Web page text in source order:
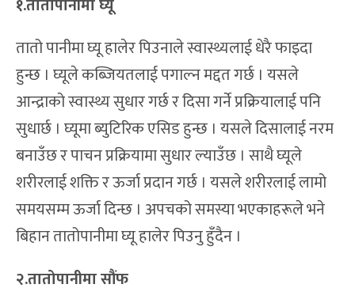
तातो पानीमा घ्यू हालेर पिउनाले स्वास्थ्यलाई धेरै फाइदा
हुन्छ । घ्यूले कब्जियतलाई पगाल्न मद्दत गर्छ । यसले
आन्द्राको स्वास्थ्य सुधार गर्छ र दिसा गर्ने प्रक्रियालाई पनि
सुधार्छ । घ्यूमा ब्युटिरिक एसिड हुन्छ । यसले दिसालाई नरम
बनाउँछ र पाचन प्रक्रियामा सुधार ल्याउँछ । साथै घ्यूले
शरीरलाई शक्ति र ऊर्जा प्रदान गर्छ । यसले शरीरलाई लामो
समयसम्म ऊर्जा दिन्छ । अपचको समस्या भएकाहरूले भने
बिहान तातोपानीमा घ्यू हालेर पिउनु हुँदैन ।
२.तातोपानीमा सौंफ